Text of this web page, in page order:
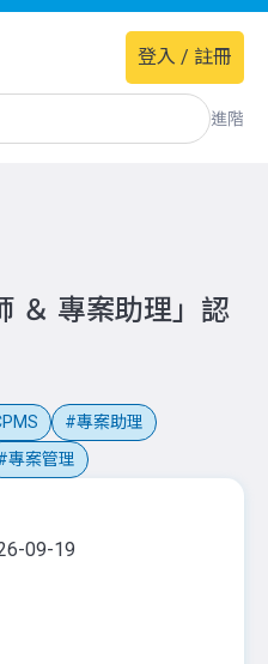
進階
登入 / 註冊
＆ 專案助理」認
專案助理
專案管理
09-19